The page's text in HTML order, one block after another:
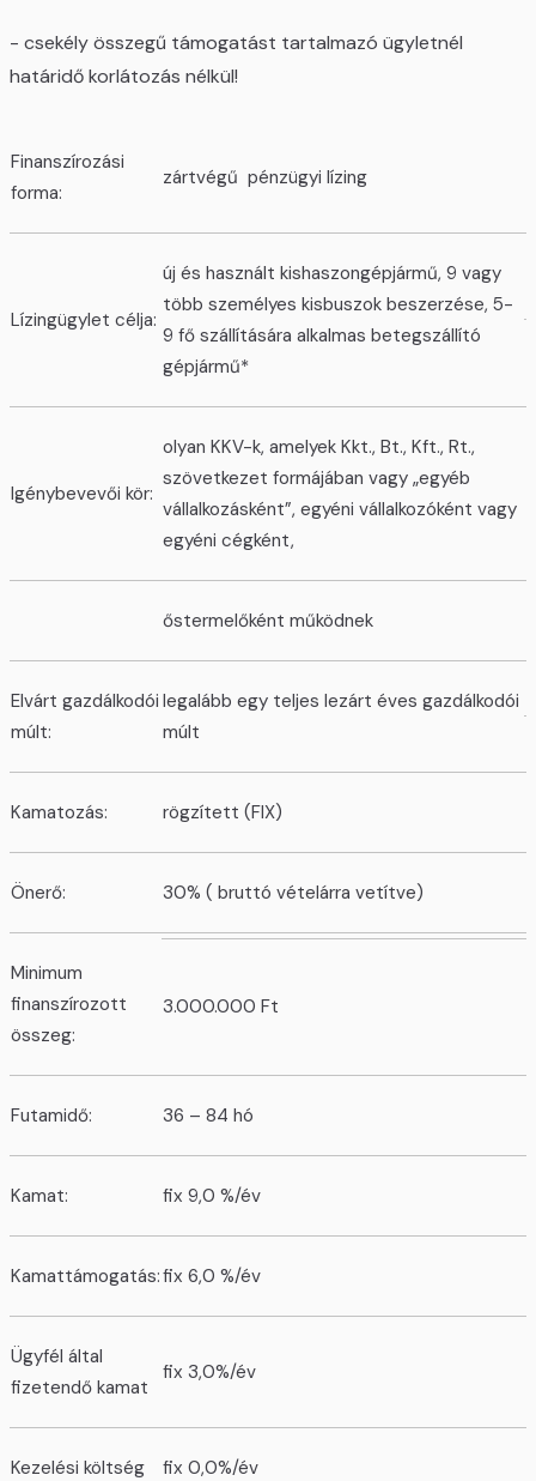
- csekély összegű támogatást tartalmazó ügyletnél
határidő korlátozás nélkül!
Finanszírozási
forma:
zártvégű pénzügyi lízing
Lízingügylet célja:
új és használt kishaszongépjármű, 9 vagy
több személyes kisbuszok beszerzése, 5-
9 fő szállítására alkalmas betegszállító
gépjármű*
Igénybevevői kör:
olyan KKV-k, amelyek Kkt., Bt., Kft., Rt.,
szövetkezet formájában vagy „egyéb
vállalkozásként”, egyéni vállalkozóként vagy
egyéni cégként,
őstermelőként működnek
Elvárt gazdálkodói
múlt:
legalább egy teljes lezárt éves gazdálkodói
múlt
Kamatozás: rögzített (FIX)
Önerő: 30% ( bruttó vételárra vetítve)
Minimum
finanszírozott
összeg:
3.000.000 Ft
Futamidő: 36 – 84 hó
Kamat: fix 9,0 %/év
Kamattámogatás:fix 6,0 %/év
Ügyfél által
fizetendő kamat
fix 3,0%/év
Kezelési költség fix 0,0%/év